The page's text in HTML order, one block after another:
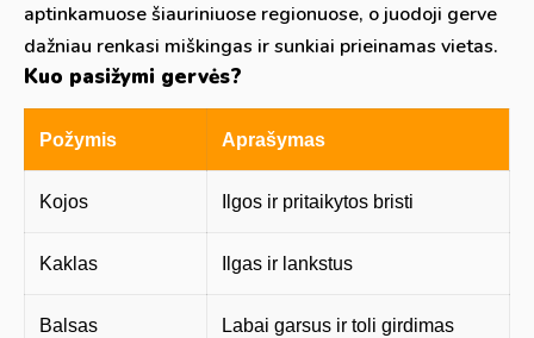
aptinkamuose šiauriniuose regionuose, o juodoji gerve
dažniau renkasi miškingas ir sunkiai prieinamas vietas.
Kuo pasižymi gervės?
Požymis Aprašymas
Kojos Ilgos ir pritaikytos bristi
Kaklas Ilgas ir lankstus
Balsas Labai garsus ir toli girdimas